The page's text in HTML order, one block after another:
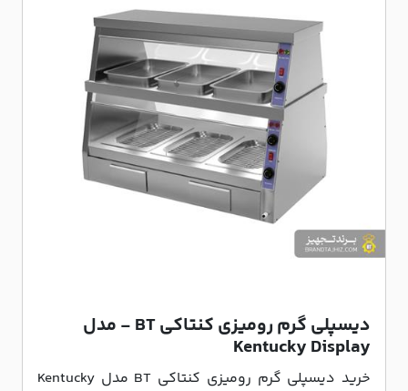
دیسپلی گرم رومیزی کنتاکی BT - مدل
Kentucky Display
خرید دیسپلی گرم رومیزی کنتاکی BT مدل Kentucky